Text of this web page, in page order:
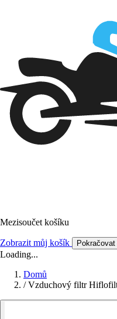
Mezisoučet košíku
Zobrazit můj košík
Loading...
Domů
/ Vzduchový filtr